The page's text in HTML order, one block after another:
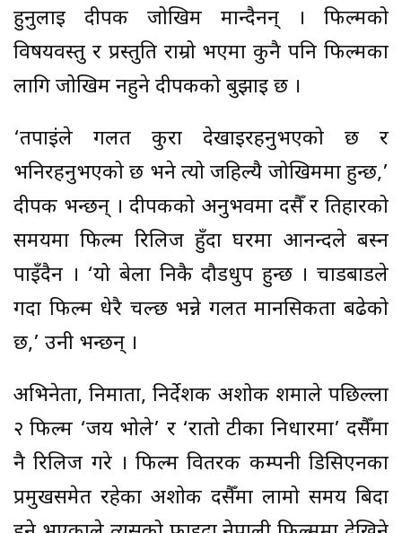
हुनुलाई दीपक जोखिम मान्दैनन् । फिल्मको
विषयवस्तु र प्रस्तुति राम्रो भएमा कुनै पनि फिल्मका
लागि जोखिम नहुने दीपकको बुझाइ छ ।
‘तपाईंले गलत कुरा देखाइरहनुभएको छ र
भनिरहनुभएको छ भने त्यो जहिल्यै जोखिममा हुन्छ,’
दीपक भन्छन् । दीपकको अनुभवमा दसैँ र तिहारको
समयमा फिल्म रिलिज हुँदा घरमा आनन्दले बस्न
पाइँदैन । ‘यो बेला निकै दौडधुप हुन्छ । चाडबाडले
गर्दा फिल्म धेरै चल्छ भन्ने गलत मानसिकता बढेको
छ,’ उनी भन्छन् ।
अभिनेता, निर्माता, निर्देशक अशोक शर्माले पछिल्ला
२ फिल्म ‘जय भोले’ र ‘रातो टीका निधारमा’ दसैँमा
नै रिलिज गरे । फिल्म वितरक कम्पनी डिसिएनका
प्रमुखसमेत रहेका अशोक दसैँमा लामो समय बिदा